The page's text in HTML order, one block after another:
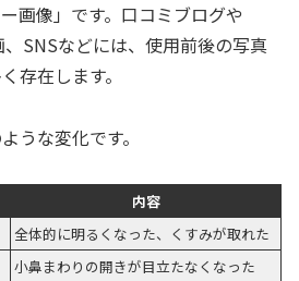
画像」です。口コミブログや
SNSなどには、使用前後の写真
存在します。
うな変化です。
内容
全体的に明るくなった、くすみが取れた
小鼻まわりの開きが目立たなくなった